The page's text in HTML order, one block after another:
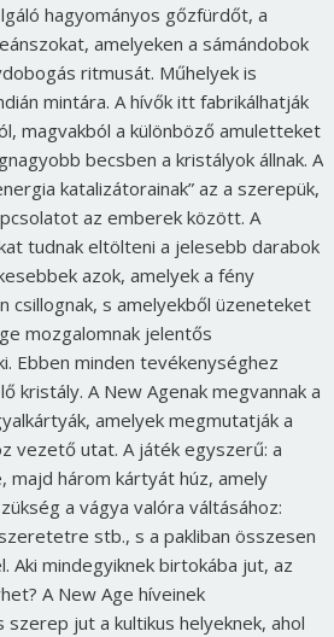
hagyományos gőzfürdőt, a
amelyeken a sámándobok
ritmusát. Műhelyek is
mintára. A hívők itt fabrikálhatják
magvakból a különböző amuletteket
becsben a kristályok állnak. A
katalizátorainak” az a szerepük,
az emberek között. A
tudnak eltölteni a jelesebb darabok
azok, amelyek a fény
csillognak, s amelyekből üzeneteket
mozgalomnak jelentős
Ebben minden tevékenységhez
kristály. A New Agenak megvannak a
amelyek megmutatják a
vezető utat. A játék egyszerű: a
majd három kártyát húz, amely
a vágya valóra váltásához:
stb., s a pakliban összesen
Aki mindegyiknek birtokába jut, az
A New Age híveinek
jut a kultikus helyeknek, ahol